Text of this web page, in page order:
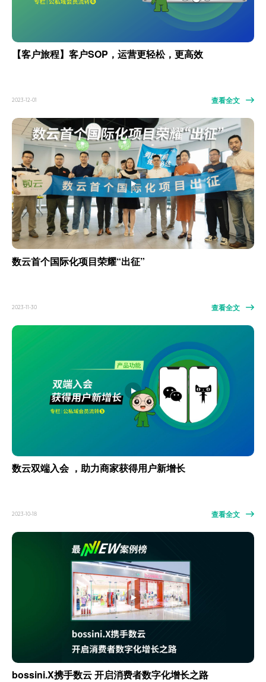
【客户旅程】客户SOP，运营更轻松，更高效
2023-12-01 查看全文
数云首个国际化项目荣耀“出征”
2023-11-30 查看全文
数云双端入会 ，助力商家获得用户新增长
2023-10-18 查看全文
bossini.X携手数云 开启消费者数字化增长之路